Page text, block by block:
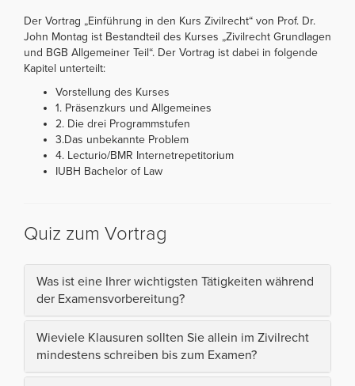
Der Vortrag „Einführung in den Kurs Zivilrecht“ von Prof. Dr.
John Montag ist Bestandteil des Kurses „Zivilrecht Grundlagen
und BGB Allgemeiner Teil“. Der Vortrag ist dabei in folgende
Kapitel unterteilt:
Vorstellung des Kurses
1. Präsenzkurs und Allgemeines
2. Die drei Programmstufen
3.Das unbekannte Problem
4. Lecturio/BMR Internetrepetitorium
IUBH Bachelor of Law
Quiz zum Vortrag
Was ist eine Ihrer wichtigsten Tätigkeiten während
der Examensvorbereitung?
Wieviele Klausuren sollten Sie allein im Zivilrecht
mindestens schreiben bis zum Examen?